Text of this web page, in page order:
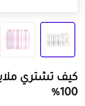
كيف تشتري
100%